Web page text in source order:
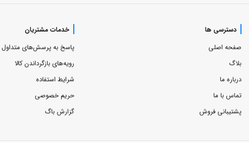
دسترسی ها
صفحه اصلی
بلاگ
درباره ما
تماس با ما
پشتیبانی فروش
خدمات مشتریان
پاسخ به پرسش‌های متداول
رویه‌های بازگرداندن کالا
شرایط استفاده
حریم خصوصی
گزارش باگ